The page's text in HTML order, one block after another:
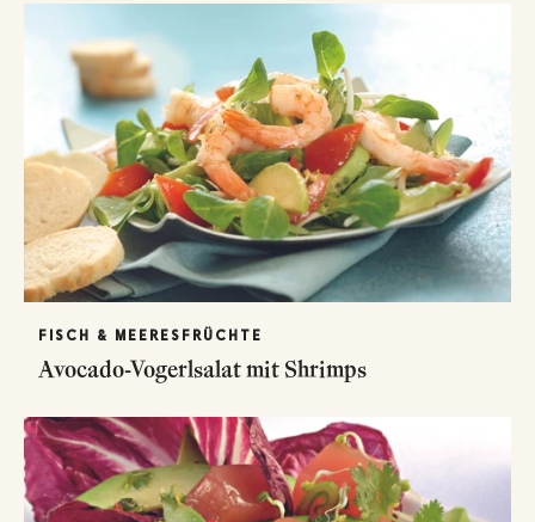
FISCH & MEERESFRÜCHTE
Avocado-Vogerlsalat mit Shrimps